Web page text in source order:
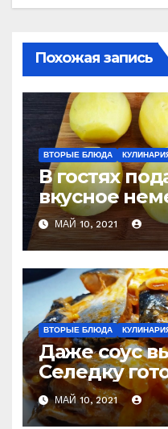
Похожая запись
ВТОРЫЕ БЛЮДА
В гостях
вкусное
из
готовлю
каждый
МАЙ 10, 2021
ВТОРЫЕ БЛЮДА
Даже соус
Селедку
и не
МАЙ 10, 2021